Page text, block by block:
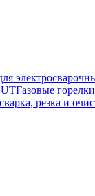
Газовые
резка и